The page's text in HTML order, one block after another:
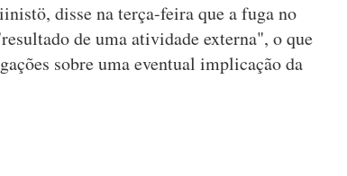
disse na terça-feira que a fuga no
de uma atividade externa", o que
sobre uma eventual implicação da